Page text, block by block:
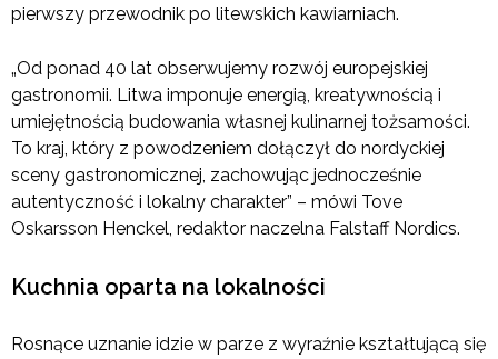
pierwszy przewodnik po litewskich kawiarniach.
„Od ponad 40 lat obserwujemy rozwój europejskiej
gastronomii. Litwa imponuje energią, kreatywnością i
umiejętnością budowania własnej kulinarnej tożsamości.
To kraj, który z powodzeniem dołączył do nordyckiej
sceny gastronomicznej, zachowując jednocześnie
autentyczność i lokalny charakter” – mówi Tove
Oskarsson Henckel, redaktor naczelna Falstaff Nordics.
Kuchnia oparta na lokalności
Rosnące uznanie idzie w parze z wyraźnie kształtującą się